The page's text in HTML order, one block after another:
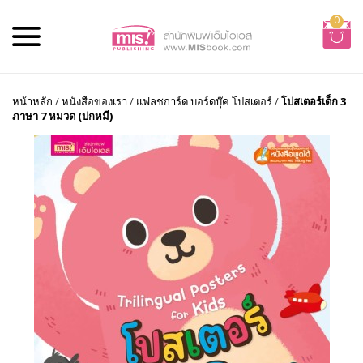
0
หน้าหลัก /หนังสือของเรา / แฟลชการ์ด บอร์ดบุ๊ค โปสเตอร์/โปสเตอร์เด็ก 3
ภาษา 7 หมวด (ปกหมี)